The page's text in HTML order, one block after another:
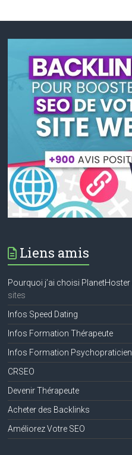
Liens amis
Pourquoi j’ai choisi PlanetHoster
sites
Infos Speed Dating
Infos Formation Thérapeute
Infos Formation Psychopraticien
CRSEO
Devenir Thérapeute
Acheter des Backlinks
Améliorez Votre SEO